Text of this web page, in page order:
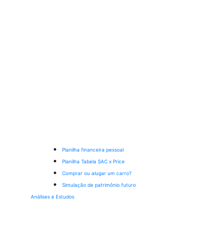
Planilha financeira pessoal
Planilha Tabela SAC x Price
Comprar ou alugar um carro?
Simulação de patrimônio futuro
Análises e Estudos